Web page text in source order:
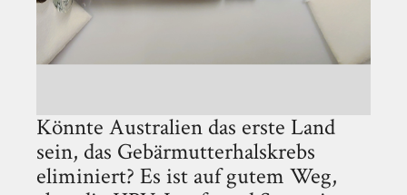
Könnte Australien das erste Land
sein, das Gebärmutterhalskrebs
eliminiert? Es ist auf gutem Weg,